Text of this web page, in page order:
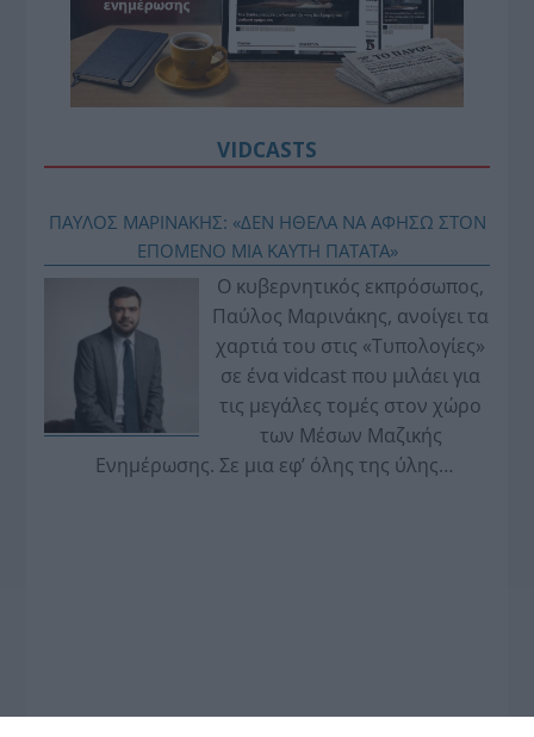
VIDCASTS
ΠΑΥΛΟΣ ΜΑΡΙΝΑΚΗΣ: «ΔΕΝ ΗΘΕΛΑ ΝΑ ΑΦΗΣΩ ΣΤΟΝ
ΕΠΟΜΕΝΟ ΜΙΑ ΚΑΥΤΗ ΠΑΤΑΤΑ»
Ο κυβερνητικός εκπρόσωπος,
Παύλος Μαρινάκης, ανοίγει τα
χαρτιά του στις «Τυπολογίες»
σε ένα vidcast που μιλάει για
τις μεγάλες τομές στον χώρο
των Μέσων Μαζικής
Ενημέρωσης. Σε μια εφ’ όλης της ύλης